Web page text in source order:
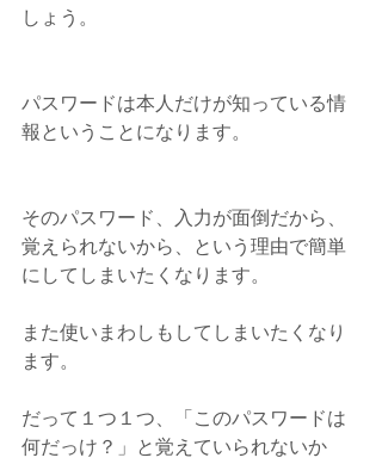
しょう。
パスワードは本人だけが知っている情
報ということになります。
そのパスワード、入力が面倒だから、
覚えられないから、という理由で簡単
にしてしまいたくなります。
また使いまわしもしてしまいたくなり
ます。
だって１つ１つ、「このパスワードは
何だっけ？」と覚えていられないか